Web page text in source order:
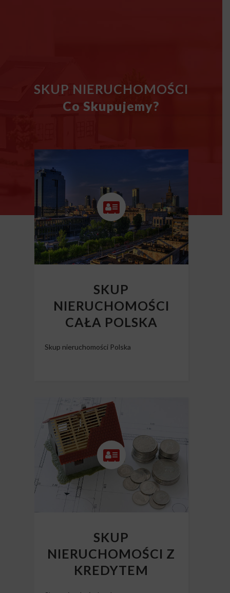
SKUP NIERUCHOMOŚCI
Co Skupujemy?
SKUP
NIERUCHOMOŚCI
CAŁA POLSKA
Skup nieruchomości Polska
SKUP
NIERUCHOMOŚCI Z
KREDYTEM